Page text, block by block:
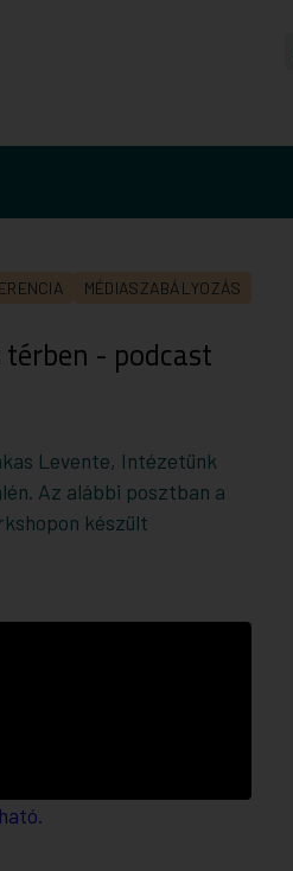
MÉDIASZABÁLYOZÁS
- podcast
Levente, Intézetünk
Az alábbi posztban a
készült